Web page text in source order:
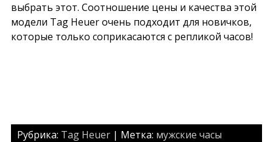
выбрать этот. Соотношение цены и качества этой
модели Tag Heuer очень подходит для новичков,
которые только соприкасаются с репликой часов!
Рубрика: Tag Heuer| Метка: мужские часы